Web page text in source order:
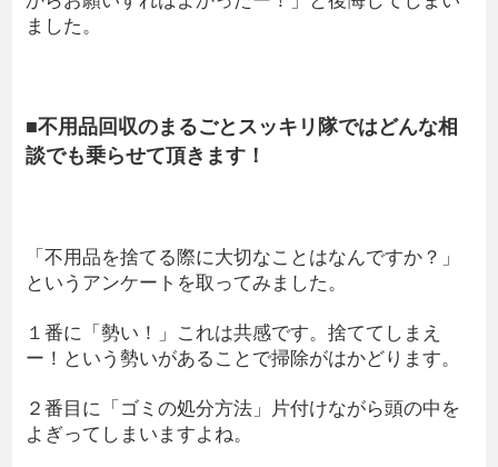
ました。
■不用品回収のまるごとスッキリ隊ではどんな相
談でも乗らせて頂きます！
「不用品を捨てる際に大切なことはなんですか？」
というアンケートを取ってみました。
１番に「勢い！」これは共感です。捨ててしまえ
ー！という勢いがあることで掃除がはかどります。
２番目に「ゴミの処分方法」片付けながら頭の中を
よぎってしまいますよね。